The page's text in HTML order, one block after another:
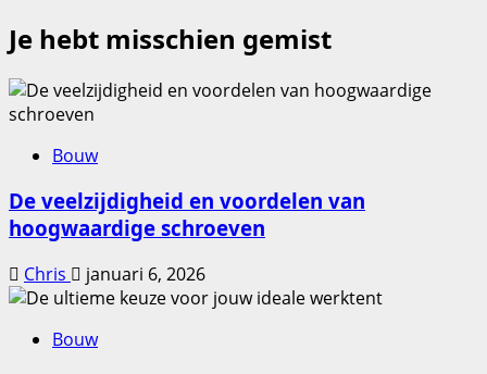
Je hebt misschien gemist
Bouw
De veelzijdigheid en voordelen van
hoogwaardige schroeven
Chris januari 6, 2026
Bouw